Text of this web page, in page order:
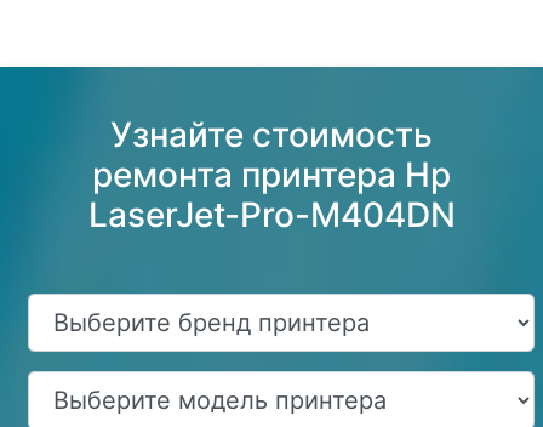
Узнайте стоимость
ремонта принтера Hp
LaserJet-Pro-M404DN